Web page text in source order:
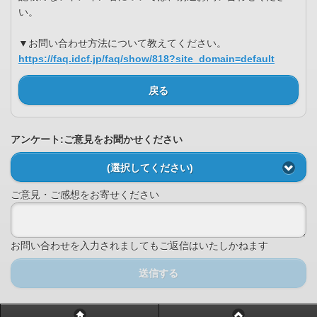
い。
▼お問い合わせ方法について教えてください。
https://faq.idcf.jp/faq/show/818?site_domain=default
戻る
アンケート:ご意見をお聞かせください
(選択してください)
ご意見・ご感想をお寄せください
お問い合わせを入力されましてもご返信はいたしかねます
送信する